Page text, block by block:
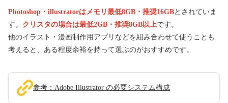
Photoshop・illustratorはメモリ最低8GB・推奨16GBとされていま
す。 クリスタの場合は最低2GB・推奨8GB以上です。
他のイラスト・漫画制作用アプリなどを組み合わせて使うことも
考えると、ある程度余裕を持って選ぶのがおすすめです。
参考：Adobe Illustrator の必要システム構成